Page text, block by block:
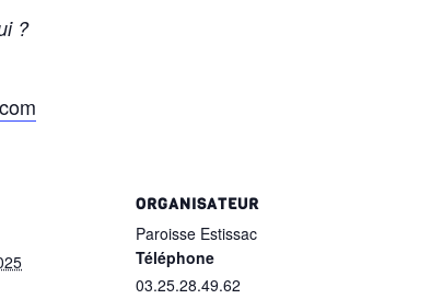
?
ORGANISATEUR
Paroisse Estissac
Téléphone
03.25.28.49.62